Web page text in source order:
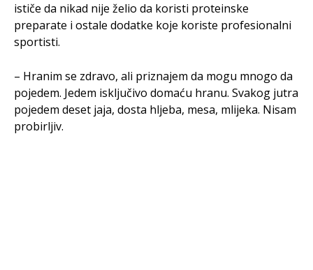
ističe da nikad nije želio da koristi proteinske
preparate i ostale dodatke koje koriste profesionalni
sportisti.
– Hranim se zdravo, ali priznajem da mogu mnogo da
pojedem. Jedem isključivo domaću hranu. Svakog jutra
pojedem deset jaja, dosta hljeba, mesa, mlijeka. Nisam
probirljiv.